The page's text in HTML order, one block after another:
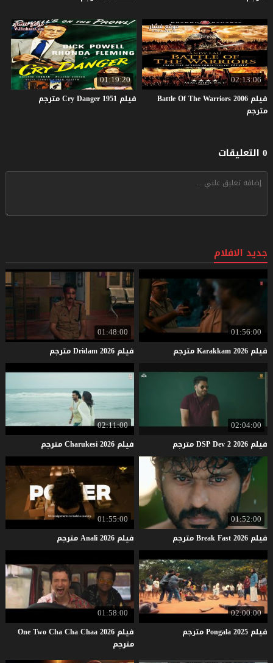
02:13:06
فيلم Battle Of The Warriors 2006
مترجم
01:19:20
فيلم CryDanger 1951 مترجم
0 التعليقات
جديد الافلام
01:56:00
فيلم Karakkam2026 مترجم
01:48:00
فيلم Dridam2026 مترجم
02:04:00
فيلم DSPDev22026 مترجم
02:11:00
فيلم Charukesi2026 مترجم
01:52:00
فيلم BreakFast2026 مترجم
01:55:00
فيلم Anali2026 مترجم
02:00:00
فيلم Pongala2025 مترجم
01:58:00
فيلم One Two Cha Cha Chaa 2026
مترجم